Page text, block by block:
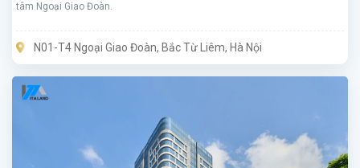
tâm Ngoại Giao Đoàn.
N01-T4 Ngoại Giao Đoàn, Bắc Từ Liêm, Hà Nội